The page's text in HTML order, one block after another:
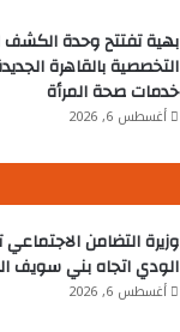
بهية تفتتح وحدة الكشف
التخصصية بالقاهرة
خدمات صحة المرأة
أغسطس 6, 2026
وزيرة التضامن
الودي اتجاه بني سويف
أغسطس 6, 2026